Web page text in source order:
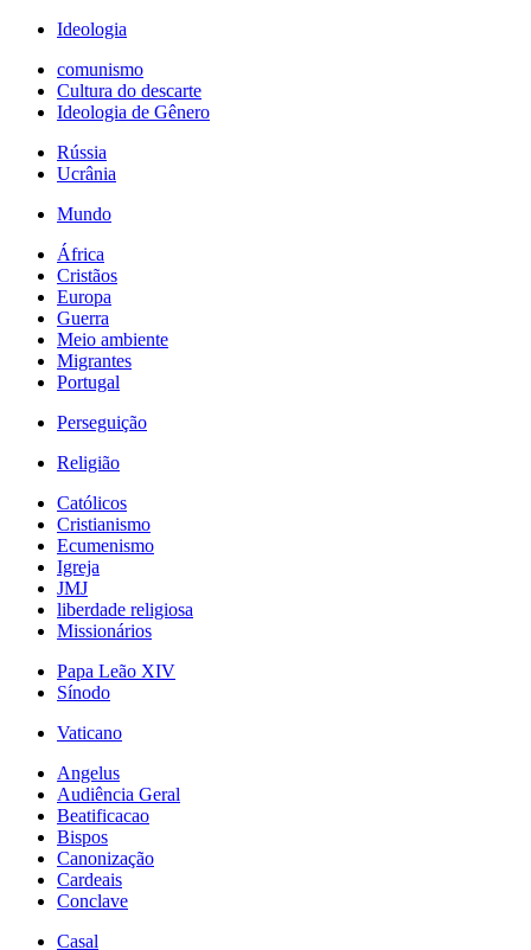
Ideologia
comunismo
Cultura do descarte
Ideologia de Gênero
Rússia
Ucrânia
Mundo
África
Cristãos
Europa
Guerra
Meio ambiente
Migrantes
Portugal
Perseguição
Religião
Católicos
Cristianismo
Ecumenismo
Igreja
JMJ
liberdade religiosa
Missionários
Papa Leão XIV
Sínodo
Vaticano
Angelus
Audiência Geral
Beatificacao
Bispos
Canonização
Cardeais
Conclave
Casal